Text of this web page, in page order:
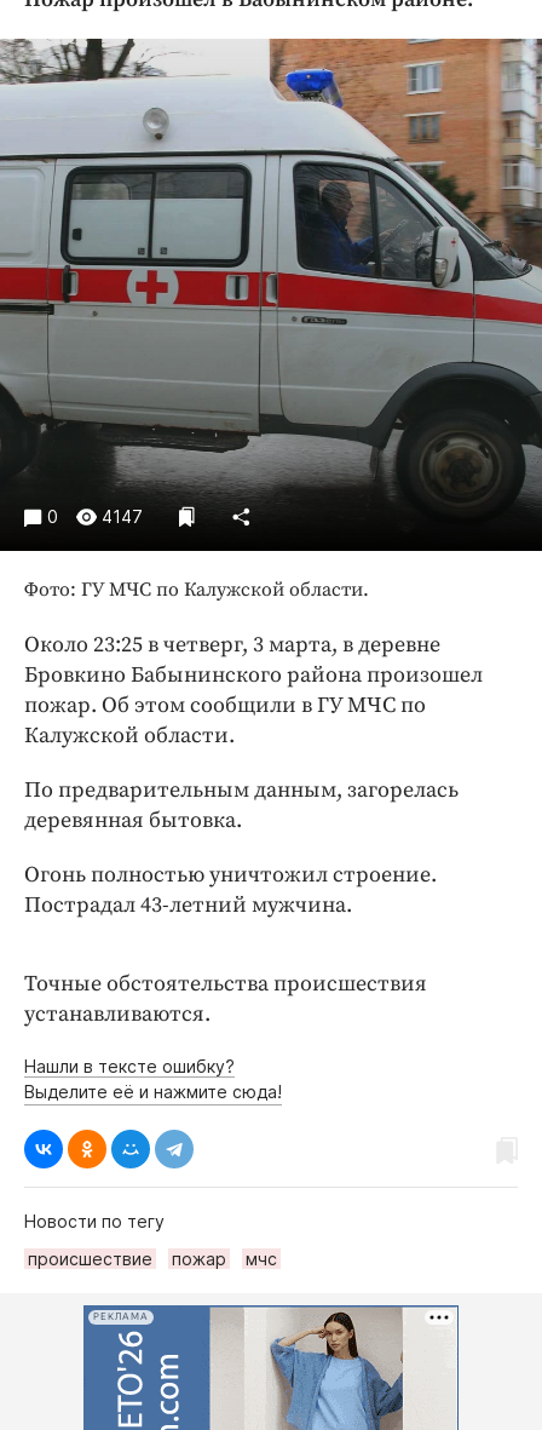
Криминал
Культура
Недвижимость и ЖКХ
Образование
Общество
Погода
Праздники
Происшествия
Спорт
Блоги
Издания
Медиаперсона
Интересное чтиво
Клиника года
Работодатель года
0 4147
Фото: ГУ МЧС по Калужской области.
Около 23:25 в четверг, 3 марта, в деревне
Бровкино Бабынинского района произошел
пожар. Об этом сообщили в ГУ МЧС по
Калужской области.
По предварительным данным, загорелась
деревянная бытовка.
Огонь полностью уничтожил строение.
Пострадал 43-летний мужчина.
Точные обстоятельства происшествия
устанавливаются.
Нашли в тексте ошибку?
Выделите её и нажмите сюда!
Новости по тегу
происшествие
пожар мчс
РЕКЛАМА